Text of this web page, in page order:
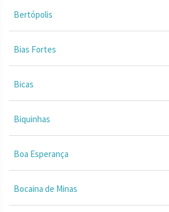
Bertópolis
Bias Fortes
Bicas
Biquinhas
Boa Esperança
Bocaina de Minas